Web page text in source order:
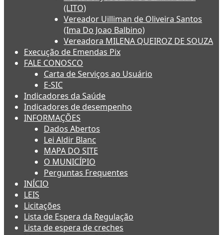
(LITO)
Vereador Uilliman de Oliveira Santos
(Ima Do Joao Balbino)
Vereadora MILENA QUEIROZ DE SOUZA
Execução de Emendas Pix
FALE CONOSCO
Carta de Serviços ao Usuário
E-SIC
Indicadores da Saúde
Indicadores de desempenho
INFORMAÇÕES
Dados Abertos
Lei Aldir Blanc
MAPA DO SITE
O MUNICÍPIO
Perguntas Frequentes
INÍCIO
LEIS
Licitações
Lista de Espera da Regulação
Lista de espera de creches